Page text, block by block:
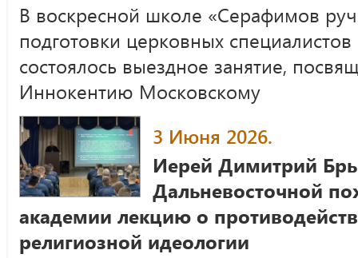
В воскресной школе «Серафимов
подготовки церковных
состоялось выездное занятие,
Иннокентию Московскому
3 Июня 2026.
Иерей Димитрий
Дальневосточной
академии лекцию о
религиозной идеологии